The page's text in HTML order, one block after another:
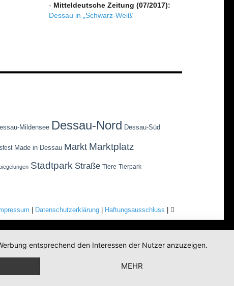
- Mitteldeutsche Zeitung (07/2017):
Dessau in „Schwarz-Weiß“
Mildensee Dessau-Nord Dessau-Süd
Made in Dessau Markt Marktplatz
Stadtpark Straße Tiere Tierpark
Datenschutzerklärung Haftungsausschluss
entsprechend den Interessen der Nutzer anzuzeigen.
MEHR